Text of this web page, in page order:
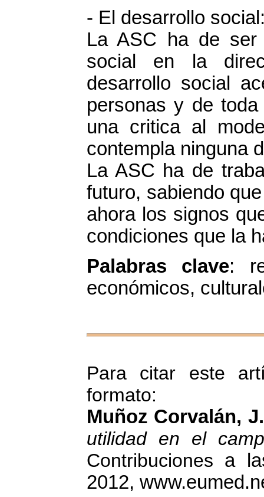
- El desarrollo
La ASC ha de ser
social en la
desarrollo social
personas y de
una critica al
contempla ninguna
La ASC ha de
futuro, sabiendo
ahora los signos
condiciones que la
Palabras clave:
económicos,
Para citar este
formato:
Muñoz Corvalán,
utilidad en el
Contribuciones a
2012,